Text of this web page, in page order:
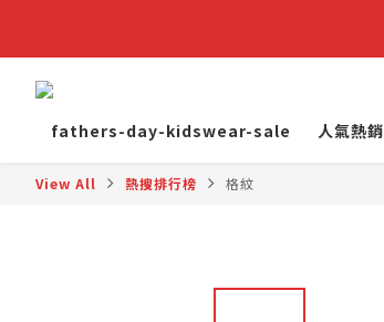
fathers-day-kidswear-sale
人氣熱銷
View All 熱搜排行榜 格紋